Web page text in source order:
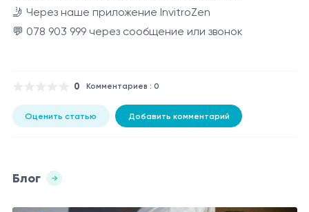
🤳 Через наше приложение InvitroZen
💬 078 903 999 через сообщение или звонок
0 Комментариев : 0
Оценить статью Добавить комментарий
Блог